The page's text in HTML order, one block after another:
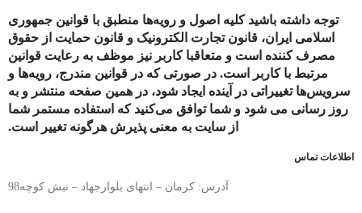
توجه داشته باشید کلیه اصول و رویه‏‌ها منطبق با قوانین جمهوری
اسلامی ایران، قانون تجارت الکترونیک و قانون حمایت از حقوق
مصرف کننده است و متعاقبا کاربر نیز موظف به رعایت قوانین
مرتبط با کاربر است. در صورتی که در قوانین مندرج، رویه‏‌ها و
سرویس‏‌ها تغییراتی در آینده ایجاد شود، در همین صفحه منتشر و به
روز رسانی می شود و شما توافق می‏‌کنید که استفاده مستمر شما
از سایت به معنی پذیرش هرگونه تغییر است.
اطلاعات تماس
آدرس: کرمان – انتهای بلوارجهاد – نبش کوچه98